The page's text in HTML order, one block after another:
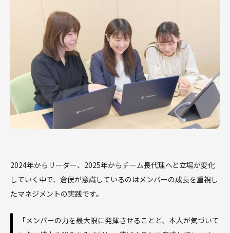
2024年からリーダー、2025年からチーム長代理へと立場が変化
していく中で、倉俣が意識しているのはメンバーの成長を重視し
たマネジメントの実践です。
「メンバーの力を最大限に発揮させることと、本人が気づいて